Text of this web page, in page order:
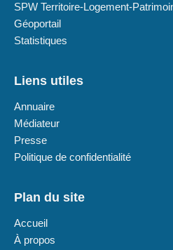
SPW Territoire-Logement-
Géoportail
Statistiques
Liens utiles
Annuaire
Médiateur
Presse
Politique de confidentialité
Plan du site
Accueil
À propos